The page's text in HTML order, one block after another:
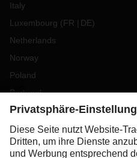
Italy
Luxembourg (FR DE)
Netherlands
Norway
Poland
Portugal
Romania
Slovakia
Spain